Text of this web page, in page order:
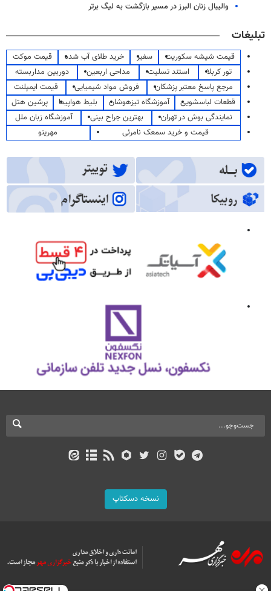
والیبال زنان البرز در مسیر بازگشت به لیگ برتر
تبلیغات
قیمت شیشه سکوریت سفیر خرید طلای آب شده
قیمت موکت
تور کربلا
استند تسلیت مداحی اربعین
دوربین مداربسته
مرجع پاسخ معتبر پزشکان
فروش مواد شیمیایی
قیمت ایمپلنت
قطعات لباسشویی
آموزشگاه تیزهوشان بلیط هواپیما
پرشین هتل
نمایندگی بوش در تهران
بهترین جراح بینی
آموزشگاه زبان ملل
قیمت و خرید سمعک نامرئی
مهرینو
نسخه دسکتاپ